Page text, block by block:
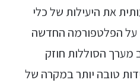
את היעילות של כלי
על הפלטפורמה החדשה
הסוללות חוזק
טובה יותר במקרה של